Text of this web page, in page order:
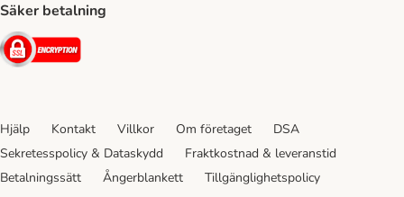
Säker betalning
Security
Hjälp Kontakt Villkor Om företaget
DSA
Sekretesspolicy & Dataskydd
Fraktkostnad & leveranstid
Betalningssätt
Ångerblankett Tillgänglighetspolicy